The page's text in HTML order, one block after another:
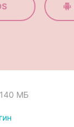
140 МБ